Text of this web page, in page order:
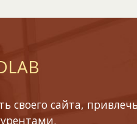
своего сайта,